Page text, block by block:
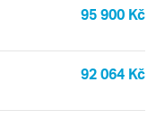
95 900 Kč
92 064 Kč